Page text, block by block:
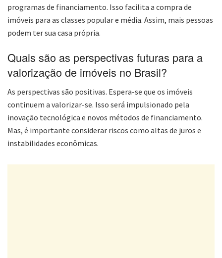
programas de financiamento. Isso facilita a compra de
imóveis para as classes popular e média. Assim, mais pessoas
podem ter sua casa própria.
Quais são as perspectivas futuras para a
valorização de imóveis no Brasil?
As perspectivas são positivas. Espera-se que os imóveis
continuem a valorizar-se. Isso será impulsionado pela
inovação tecnológica e novos métodos de financiamento.
Mas, é importante considerar riscos como altas de juros e
instabilidades econômicas.